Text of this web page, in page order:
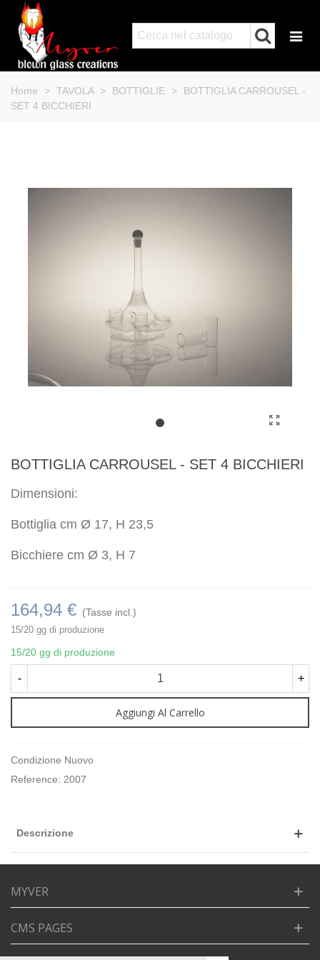
Home > TAVOLA > BOTTIGLIE >
BOTTIGLIA CARROUSEL -
SET 4 BICCHIERI
BOTTIGLIA CARROUSEL - SET 4 BICCHIERI
Dimensioni:
Bottiglia cm Ø 17, H 23,5
Bicchiere cm Ø 3, H 7
164,94 € (Tasse incl.)
15/20 gg di produzione
15/20 gg di produzione
- +
Aggiungi Al Carrello
Condizione Nuovo
Reference: 2007
Descrizione
MYVER
CMS PAGES